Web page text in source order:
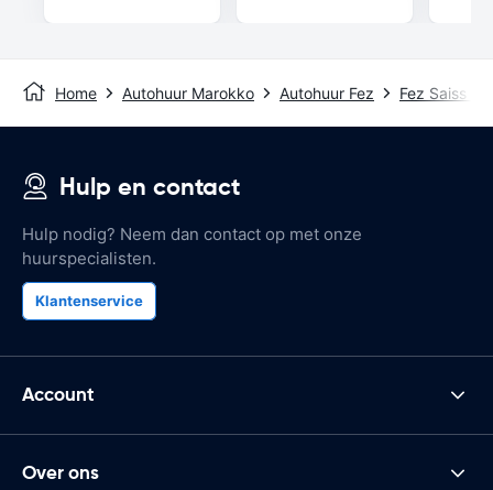
Home Autohuur Marokko Autohuur Fez Fez Saiss
Hulp en contact
Hulp nodig? Neem dan contact op met onze
huurspecialisten.
Klantenservice
Account
Over ons